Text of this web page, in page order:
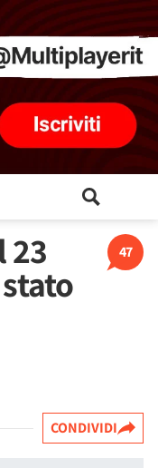
47
23
CONDIVIDI